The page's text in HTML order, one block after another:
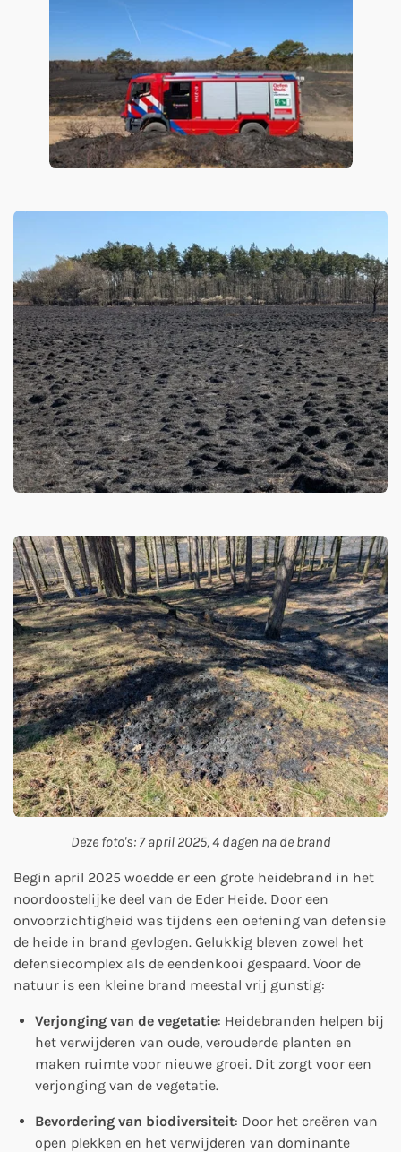
Deze foto's: 7 april 2025, 4 dagen na de brand
Begin april 2025 woedde er een grote heidebrand in het
noordoostelijke deel van de Eder Heide. Door een
onvoorzichtigheid was tijdens een oefening van defensie
de heide in brand gevlogen. Gelukkig bleven zowel het
defensiecomplex als de eendenkooi gespaard. Voor de
natuur is een kleine brand meestal vrij gunstig:
Verjonging van de vegetatie: Heidebranden helpen bij
het verwijderen van oude, verouderde planten en
maken ruimte voor nieuwe groei. Dit zorgt voor een
verjonging van de vegetatie.
Bevordering van biodiversiteit: Door het creëren van
open plekken en het verwijderen van dominante